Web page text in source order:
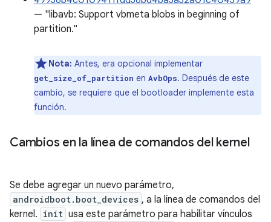
— "libavb: Support vbmeta blobs in beginning of
partition."
Nota: Antes, era opcional implementar
get_size_of_partition en AvbOps. Después de este
cambio, se requiere que el bootloader implemente esta
función.
Cambios en la línea de comandos del kernel
Se debe agregar un nuevo parámetro,
androidboot.boot_devices , a la línea de comandos del
kernel. init usa este parámetro para habilitar vínculos